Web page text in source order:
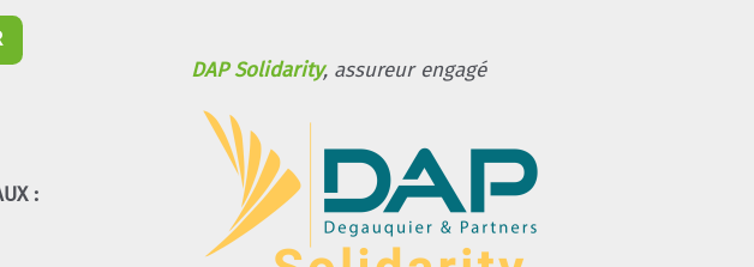
:
DAP Solidarity, assureur engagé